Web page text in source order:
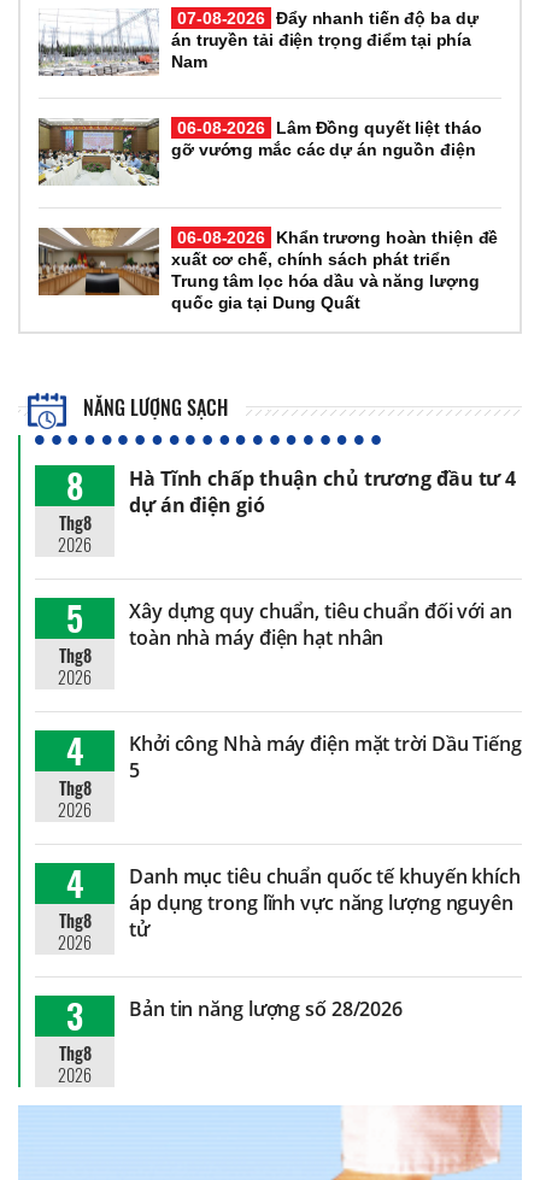
07-08-2026 Đẩy nhanh tiến độ ba dự
án truyền tải điện trọng điểm tại phía
Nam
06-08-2026
Lâm Đồng quyết liệt tháo
gỡ vướng mắc các dự án nguồn điện
06-08-2026
Khẩn trương hoàn thiện đề
xuất cơ chế, chính sách phát triển
Trung tâm lọc hóa dầu và năng lượng
quốc gia tại Dung Quất
NĂNG LƯỢNG SẠCH
8
Thg8
2026
Hà Tĩnh chấp thuận chủ trương đầu tư 4
dự án điện gió
5
Thg8
2026
Xây dựng quy chuẩn, tiêu chuẩn đối với an
toàn nhà máy điện hạt nhân
4
Thg8
2026
Khởi công Nhà máy điện mặt trời Dầu Tiếng
5
4
Thg8
2026
Danh mục tiêu chuẩn quốc tế khuyến khích
áp dụng trong lĩnh vực năng lượng nguyên
tử
3
Thg8
2026
Bản tin năng lượng số 28/2026